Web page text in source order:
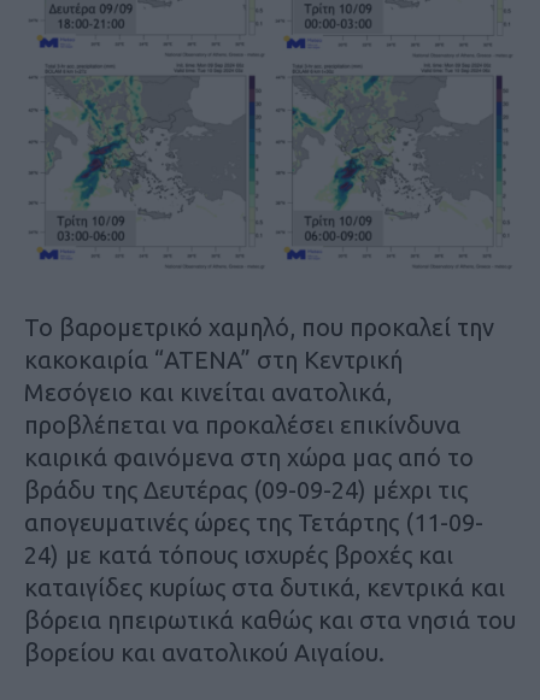
Το βαρομετρικό χαμηλό, που προκαλεί την
κακοκαιρία “ATENA” στη Κεντρική
Μεσόγειο και κινείται ανατολικά,
προβλέπεται να προκαλέσει επικίνδυνα
καιρικά φαινόμενα στη χώρα μας από το
βράδυ της Δευτέρας (09-09-24) μέχρι τις
απογευματινές ώρες της Τετάρτης (11-09-
24) με κατά τόπους ισχυρές βροχές και
καταιγίδες κυρίως στα δυτικά, κεντρικά και
βόρεια ηπειρωτικά καθώς και στα νησιά του
βορείου και ανατολικού Αιγαίου.